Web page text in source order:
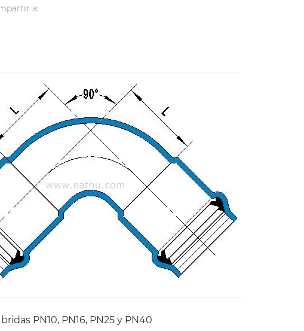
a:
PN10, PN16, PN25 y PN40